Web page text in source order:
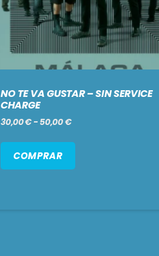
NO TE VA GUSTAR – SIN SERVICE
CHARGE
30,00€- 50,00€
COMPRAR